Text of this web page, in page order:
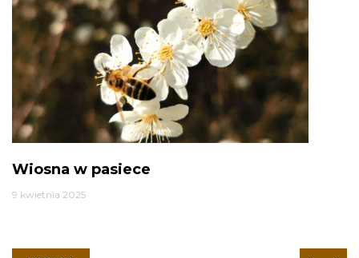
Wiosna w pasiece
9 kwietnia 2025